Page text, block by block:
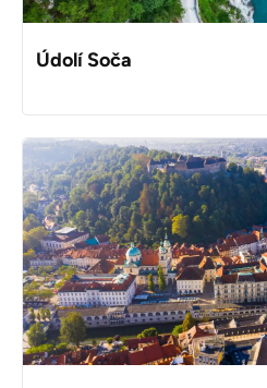
Údolí Soča